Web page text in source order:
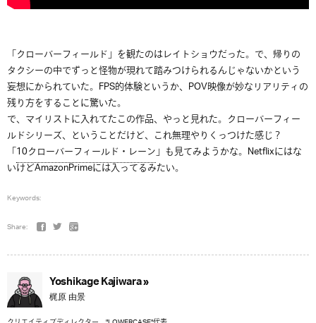
「クローバーフィールド」を観たのはレイトショウだった。で、帰りの
タクシーの中でずっと怪物が現れて踏みつけられるんじゃないかという
妄想にかられていた。FPS的体験というか、POV映像が妙なリアリティの
残り方をすることに驚いた。
で、マイリストに入れてたこの作品、やっと見れた。クローバーフィー
ルドシリーズ、ということだけど、これ無理やりくっつけた感じ？
「10クローバーフィールド・レーン」も見てみようかな。Netflixにはな
いけどAmazonPrimeには入ってるみたい。
Keywords:
Share:
Yoshikage Kajiwara »
梶原 由景